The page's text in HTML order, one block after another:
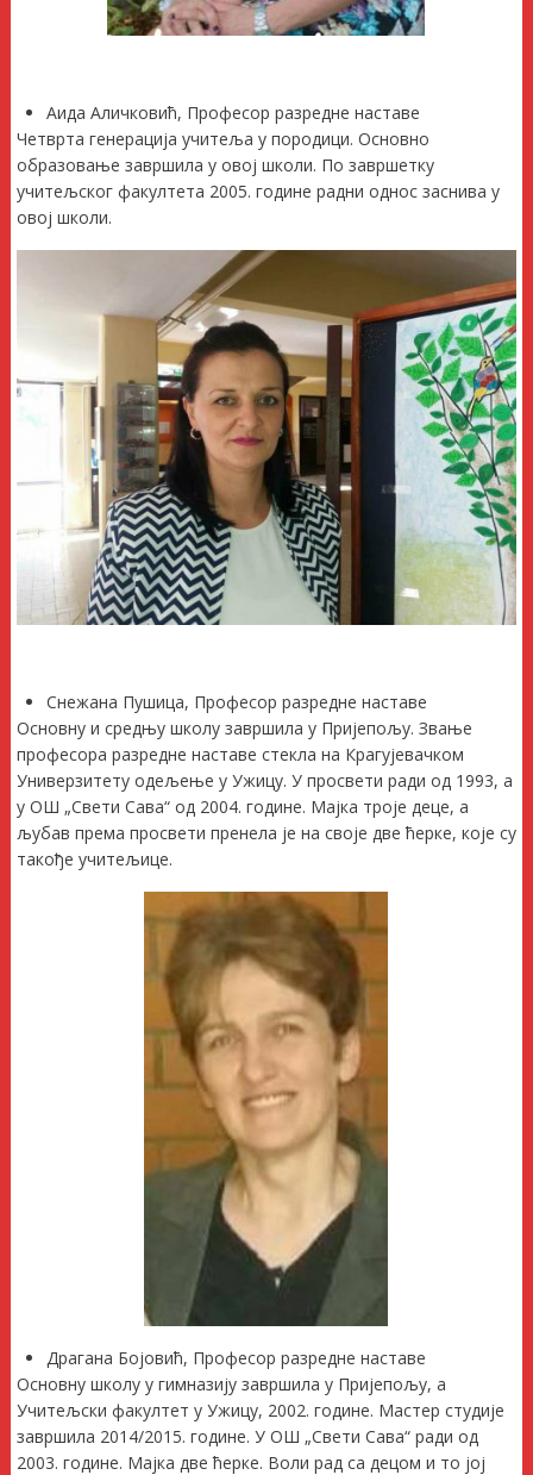
Аида Аличковић, Професор разредне наставе
Четврта генерација учитеља у породици. Основно
образовање завршила у овој школи. По завршетку
учитељског факултета 2005. године радни однос заснива у
овој школи.
Снежана Пушица, Професор разредне наставе
Основну и средњу школу завршила у Пријепољу. Звање
професора разредне наставе стекла на Крагујевачком
Универзитету одељење у Ужицу. У просвети ради од 1993, а
у ОШ „Свети Сава“ од 2004. године. Мајка троје деце, а
љубав према просвети пренела је на своје две ћерке, које су
такође учитељице.
Драганa Бојовић, Професор разредне наставе
Основну школу у гимназију завршила у Пријепољу, а
Учитељски факултет у Ужицу, 2002. године. Мастер студије
завршила 2014/2015. године. У ОШ „Свети Сава“ ради од
2003. године. Мајка две ћерке. Воли рад са децом и то јој